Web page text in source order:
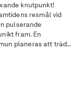
knutpunkt!
resmål vid
fram. En
planeras att träda
skapa ett område